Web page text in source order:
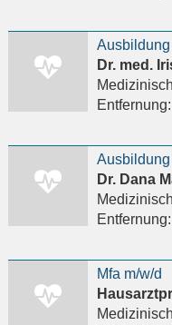
Entfernung:
Dr. Dana
Entfernung:
Mfa m/w/d